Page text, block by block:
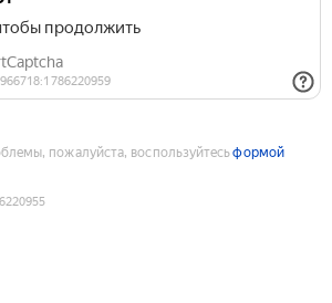
пожалуйста, воспользуйтесьформой